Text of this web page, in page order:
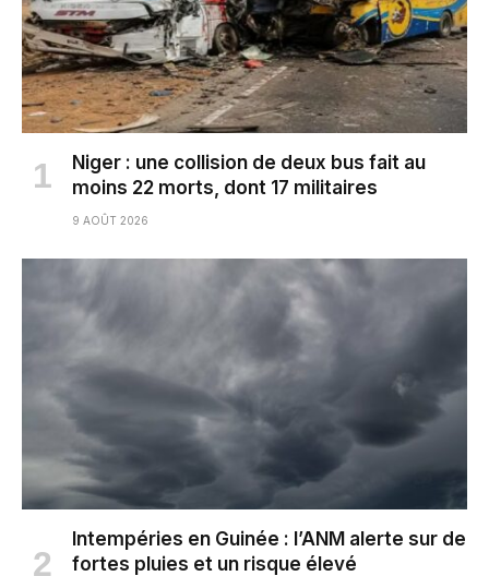
Niger : une collision de deux bus fait au
moins 22 morts, dont 17 militaires
9 AOÛT 2026
Intempéries en Guinée : l’ANM alerte sur de
fortes pluies et un risque élevé